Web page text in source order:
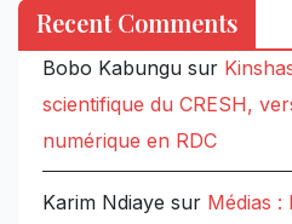
Recent Comments
Bobo Kabungu sur
scientifique du CRESH,
numérique en RDC
Karim Ndiaye sur Médias :